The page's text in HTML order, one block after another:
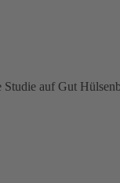
auf Gut